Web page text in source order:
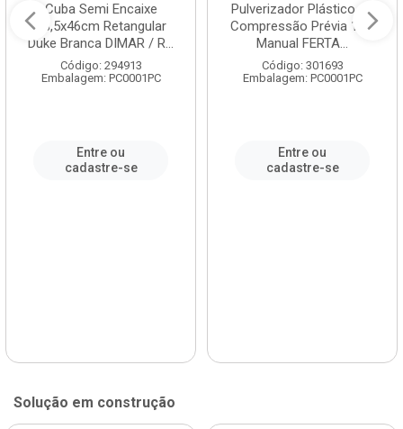
Cuba Semi Encaixe
58,5x46cm Retangular
Duke Branca DIMAR / R...
Código: 294913
Embalagem: PC0001PC
Entre ou
cadastre-se
Pulverizador Plástico de
Compressão Prévia 1,5L
Manual FERTA...
Código: 301693
Embalagem: PC0001PC
Entre ou
cadastre-se
Solução em construção